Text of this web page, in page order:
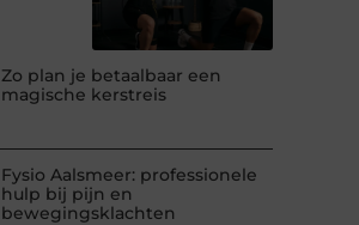
Zo plan je betaalbaar een
magische kerstreis
Fysio Aalsmeer: professionele
hulp bij pijn en
bewegingsklachten